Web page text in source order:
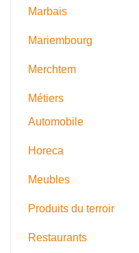
Marbais
Mariembourg
Merchtem
Métiers
Automobile
Horeca
Meubles
Produits du terroir
Restaurants